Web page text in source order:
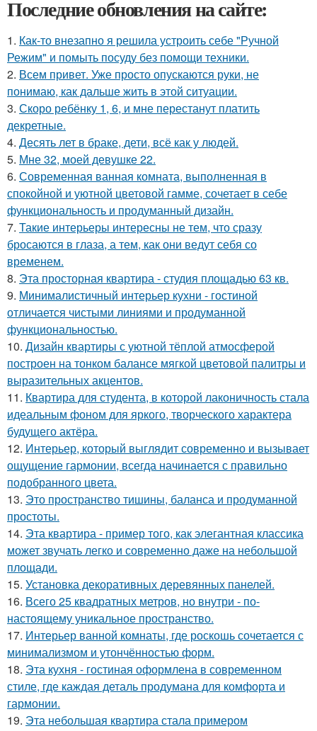
Последние обновления на сайте:
1. Как-то внезапно я решила устроить себе "Ручной
Режим" и помыть посуду без помощи техники.
2. Всем привет. Уже просто опускаются руки, не
понимаю, как дальше жить в этой ситуации.
3. Скоро ребёнку 1, 6, и мне перестанут платить
декретные.
4. Десять лет в браке, дети, всё как у людей.
5. Мне 32, моей девушке 22.
6. Современная ванная комната, выполненная в
спокойной и уютной цветовой гамме, сочетает в себе
функциональность и продуманный дизайн.
7. Такие интерьеры интересны не тем, что сразу
бросаются в глаза, а тем, как они ведут себя со
временем.
8. Эта просторная квартира - студия площадью 63 кв.
9. Минималистичный интерьер кухни - гостиной
отличается чистыми линиями и продуманной
функциональностью.
10. Дизайн квартиры с уютной тёплой атмосферой
построен на тонком балансе мягкой цветовой палитры и
выразительных акцентов.
11. Квартира для студента, в которой лаконичность стала
идеальным фоном для яркого, творческого характера
будущего актёра.
12. Интерьер, который выглядит современно и вызывает
ощущение гармонии, всегда начинается с правильно
подобранного цвета.
13. Это пространство тишины, баланса и продуманной
простоты.
14. Эта квартира - пример того, как элегантная классика
может звучать легко и современно даже на небольшой
площади.
15. Установка декоративных деревянных панелей.
16. Всего 25 квадратных метров, но внутри - по-
настоящему уникальное пространство.
17. Интерьер ванной комнаты, где роскошь сочетается с
минимализмом и утончённостью форм.
18. Эта кухня - гостиная оформлена в современном
стиле, где каждая деталь продумана для комфорта и
гармонии.
19. Эта небольшая квартира стала примером